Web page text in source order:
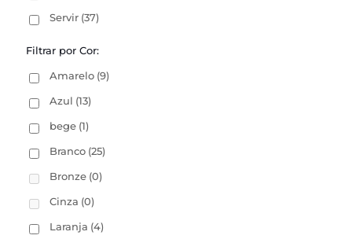
Servir (37)
Filtrar por Cor:
Amarelo (9)
Azul (13)
bege (1)
Branco (25)
Bronze (0)
Cinza (0)
Laranja (4)